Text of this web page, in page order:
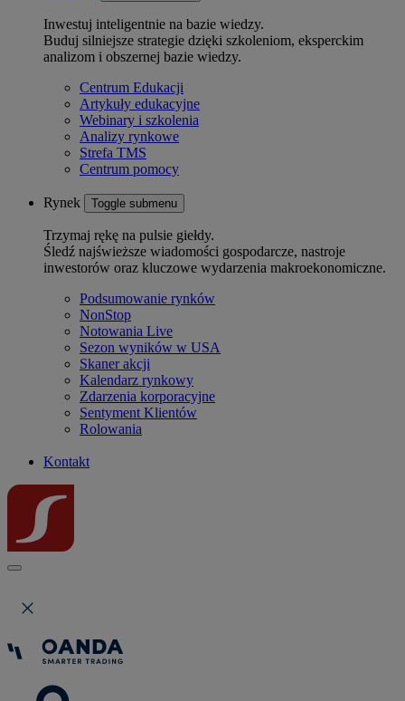
Inwestuj inteligentnie na bazie wiedzy.
Buduj silniejsze strategie dzięki szkoleniom, eksperckim
analizom i obszernej bazie wiedzy.
Centrum Edukacji
Artykuły edukacyjne
Webinary i szkolenia
Analizy rynkowe
Strefa TMS
Centrum pomocy
Rynek Toggle submenu
Trzymaj rękę na pulsie giełdy.
Śledź najświeższe wiadomości gospodarcze, nastroje
inwestorów oraz kluczowe wydarzenia makroekonomiczne.
Podsumowanie rynków
NonStop
Notowania Live
Sezon wyników w USA
Skaner akcji
Kalendarz rynkowy
Zdarzenia korporacyjne
Sentyment Klientów
Rolowania
Kontakt